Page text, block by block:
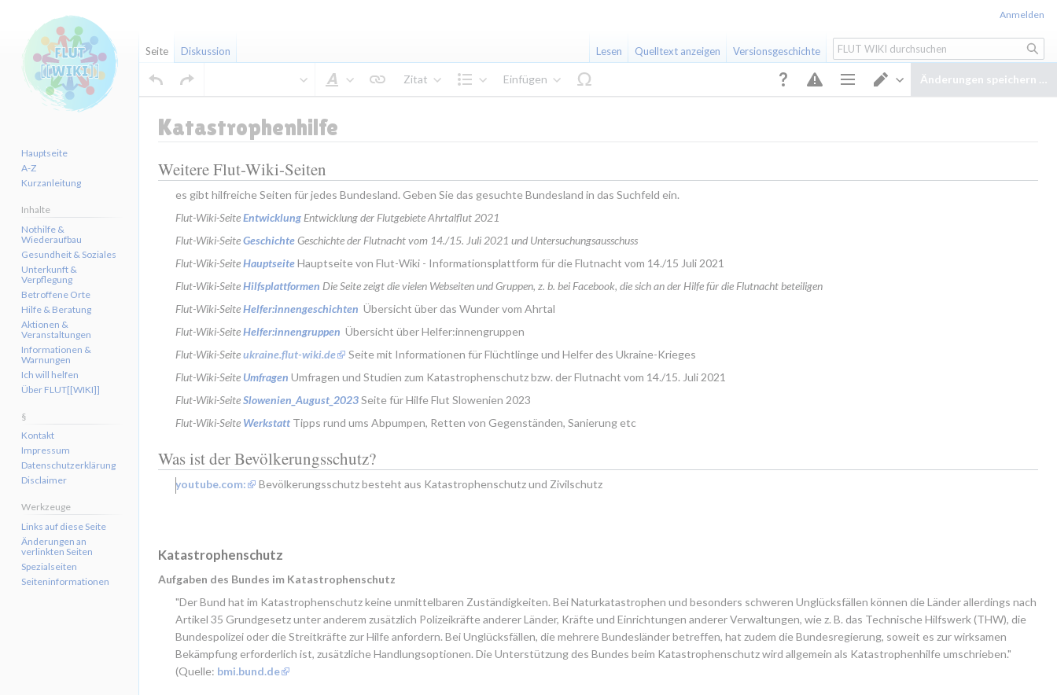
SeitenoptionenEditor wechseln
Änderungen speichern …
Text gestalten
Zitat
Struktur
Einfügen
Katastrophenhilfe
Zur
Navigation
springen
Zur
Suche
springen
Weitere Flut-Wiki-Seiten
es gibt hilfreiche Seiten für jedes Bundesland. Geben Sie das gesuchte Bundesland in das Suchfeld ein.
Flut-Wiki-Seite Entwicklung Entwicklung der Flutgebiete Ahrtalflut 2021
Flut-Wiki-Seite Geschichte Geschichte der Flutnacht vom 14./15. Juli 2021 und Untersuchungsausschuss
Flut-Wiki-Seite Hauptseite Hauptseite von Flut-Wiki - Informationsplattform für die Flutnacht vom 14./15 Juli 2021
Flut-Wiki-Seite Hilfsplattformen Die Seite zeigt die vielen Webseiten und Gruppen, z. b. bei Facebook, die sich an der Hilfe für die Flutnacht beteiligen
Flut-Wiki-Seite Helfer:innengeschichten Übersicht über das Wunder vom Ahrtal
Flut-Wiki-Seite Helfer:innengruppen Übersicht über Helfer:innengruppen
Flut-Wiki-Seite ukraine.flut-wiki.de
Seite mit Informationen für Flüchtlinge und Helfer des Ukraine-Krieges
Flut-Wiki-Seite Umfragen Umfragen und Studien zum Katastrophenschutz bzw. der Flutnacht vom 14./15. Juli 2021
Flut-Wiki-Seite Slowenien_August_2023 Seite für Hilfe Flut Slowenien 2023
Flut-Wiki-Seite Werkstatt Tipps rund ums Abpumpen, Retten von Gegenständen, Sanierung etc
Was ist der Bevölkerungsschutz?
youtube.com: Bevölkerungsschutz besteht aus Katastrophenschutz und Zivilschutz
Katastrophenschutz
Aufgaben des Bundes im Katastrophenschutz
"Der Bund hat im Katastrophenschutz keine unmittelbaren Zuständigkeiten. Bei Naturkatastrophen und besonders schweren Unglücksfällen können die Länder allerdings nach
Artikel 35 Grundgesetz unter anderem zusätzlich Polizeikräfte anderer Länder, Kräfte und Einrichtungen anderer Verwaltungen, wie z. B. das Technische Hilfswerk (THW), die
Bundespolizei oder die Streitkräfte zur Hilfe anfordern. Bei Unglücksfällen, die mehrere Bundesländer betreffen, hat zudem die Bundesregierung, soweit es zur wirksamen
Bekämpfung erforderlich ist, zusätzliche Handlungsoptionen. Die Unterstützung des Bundes beim Katastrophenschutz wird allgemein als Katastrophenhilfe umschrieben."
(Quelle: bmi.bund.de
Anmelden
Seite Diskussion Lesen Quelltext anzeigen Versionsgeschichte
Suche
Hauptseite
A-Z
Kurzanleitung
Inhalte
Nothilfe &
Wiederaufbau
Gesundheit & Soziales
Unterkunft &
Verpflegung
Betroffene Orte
Hilfe & Beratung
Aktionen &
Veranstaltungen
Informationen &
Warnungen
Ich will helfen
Über FLUT[[WIKI]]
§
Kontakt
Impressum
Datenschutzerklärung
Disclaimer
Werkzeuge
Links auf diese Seite
Änderungen an
verlinkten Seiten
Spezialseiten
Seiten­informationen